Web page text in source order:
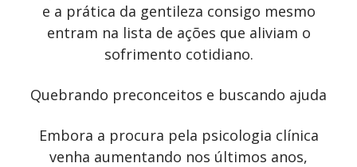
e a prática da gentileza consigo mesmo
entram na lista de ações que aliviam o
sofrimento cotidiano.
Quebrando preconceitos e buscando ajuda
Embora a procura pela psicologia clínica
venha aumentando nos últimos anos,